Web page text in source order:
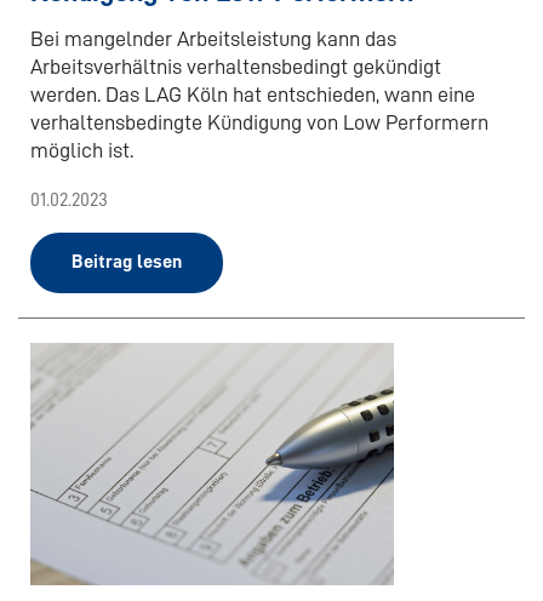
Bei mangelnder Arbeitsleistung kann das
Arbeitsverhältnis verhaltensbedingt gekündigt
werden. Das LAG Köln hat entschieden, wann eine
verhaltensbedingte Kündigung von Low Performern
möglich ist.
01.02.2023
Beitrag lesen